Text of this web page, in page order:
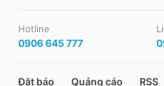
Hotline
0906 645 777
Đặt báo Quảng cáo RSS